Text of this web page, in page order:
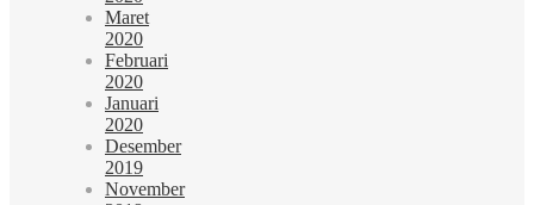
Maret
2020
Februari
2020
Januari
2020
Desember
2019
November